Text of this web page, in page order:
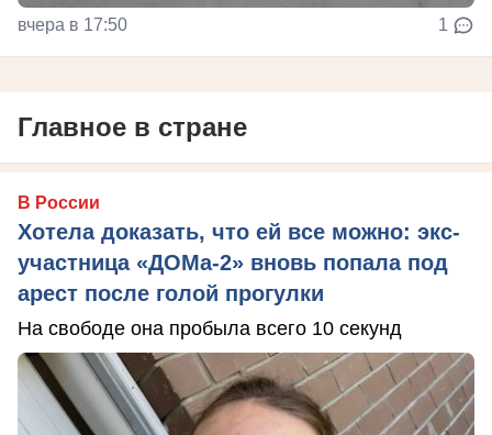
вчера в 17:50 1
Главное в стране
В России
Хотела доказать, что ей все можно: экс-
участница «ДОМа-2» вновь попала под
арест после голой прогулки
На свободе она пробыла всего 10 секунд